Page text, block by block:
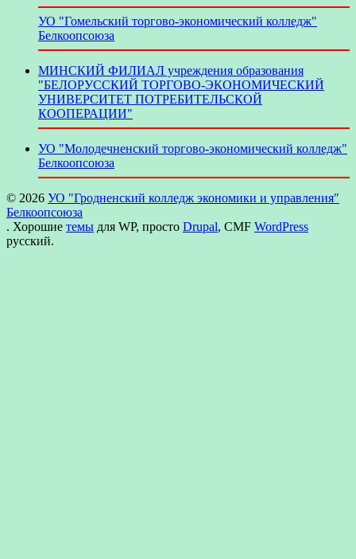
УО "Гомельский торгово-экономический колледж"
Белкоопсоюза
МИНСКИЙ ФИЛИАЛ учреждения образования
"БЕЛОРУССКИЙ ТОРГОВО-ЭКОНОМИЧЕСКИЙ
УНИВЕРСИТЕТ ПОТРЕБИТЕЛЬСКОЙ
КООПЕРАЦИИ"
УО "Молодечненский торгово-экономический колледж"
Белкоопсоюза
© 2026 УО "Гродненский колледж экономики и управления"
Белкоопсоюза
. Хорошие темы для WP, просто Drupal, CMF WordPress
русский.